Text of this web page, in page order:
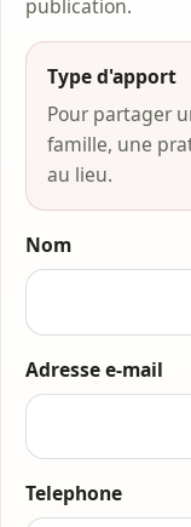
publication.
Type d'apport
Pour partager
famille, une
au lieu.
Nom
Adresse e-mail
Telephone